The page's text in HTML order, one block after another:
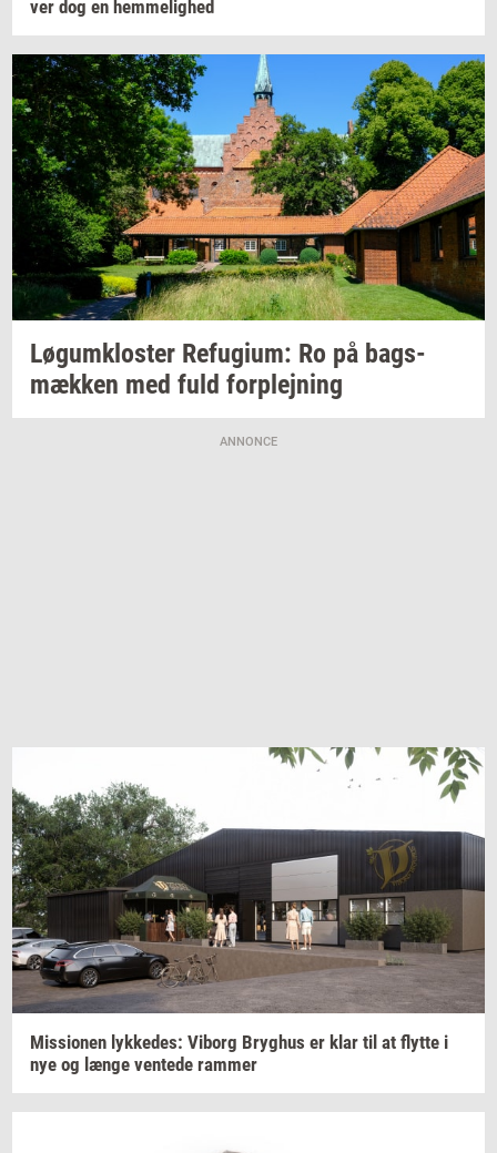
ver dog en hem­me­lig­hed
Løgum­klo­ster Re­fu­gi­um: Ro på bags­
mæk­ken med fuld for­plej­ning
ANNONCE
Mis­sio­nen lyk­ke­des: Vi­borg Bryg­hus er klar til at flyt­te i
nye og længe ven­te­de ram­mer